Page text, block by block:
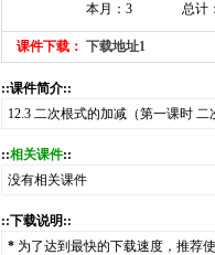
本月：3
总计
课件下载： 下载地址1
::课件简介::
12.3 二次根式的加减（第一课时
::相关课件::
没有相关课件
::下载说明::
* 为了达到最快的下载速度，推荐